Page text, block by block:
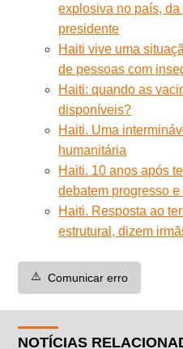
explosiva no país,
presidente
Haiti vive uma
de pessoas com
Haiti: quando as
disponíveis?
Haiti. Uma
humanitária
Haiti. 10 anos após
debatem progresso
Haiti. Resposta ao
estrutural, dizem
⚠️ Comunicar erro
NOTÍCIAS